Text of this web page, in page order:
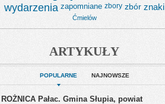
wydarzenia zapomniane zbory zbór znaki
Ćmielów
ARTYKUŁY
POPULARNE NAJNOWSZE
ROŻNICA Pałac. Gmina Słupia, powiat